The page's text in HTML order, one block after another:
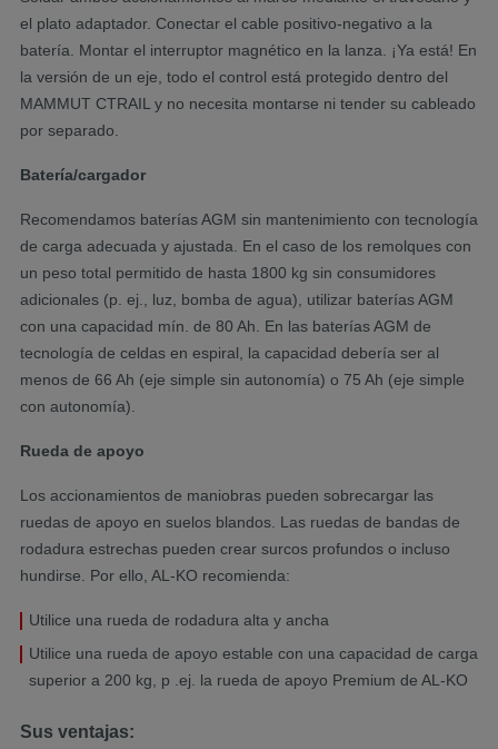
el plato adaptador. Conectar el cable positivo-negativo a la
batería. Montar el interruptor magnético en la lanza. ¡Ya está! En
la versión de un eje, todo el control está protegido dentro del
MAMMUT CTRAIL y no necesita montarse ni tender su cableado
por separado.
Batería/cargador
Recomendamos baterías AGM sin mantenimiento con tecnología
de carga adecuada y ajustada. En el caso de los remolques con
un peso total permitido de hasta 1800 kg sin consumidores
adicionales (p. ej., luz, bomba de agua), utilizar baterías AGM
con una capacidad mín. de 80 Ah. En las baterías AGM de
tecnología de celdas en espiral, la capacidad debería ser al
menos de 66 Ah (eje simple sin autonomía) o 75 Ah (eje simple
con autonomía).
Rueda de apoyo
Los accionamientos de maniobras pueden sobrecargar las
ruedas de apoyo en suelos blandos. Las ruedas de bandas de
rodadura estrechas pueden crear surcos profundos o incluso
hundirse. Por ello, AL-KO recomienda:
Utilice una rueda de rodadura alta y ancha
Utilice una rueda de apoyo estable con una capacidad de carga
superior a 200 kg, p .ej. la rueda de apoyo Premium de AL-KO
Sus ventajas: